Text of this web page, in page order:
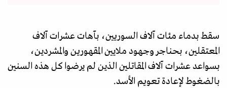
سقط بدماء مئات آلاف السوريين، بآهات عشرات آلاف
المعتقلين، بحناجر وجهود ملايين المقهورين والمشردين،
بسواعد عشرات آلاف المقاتلين الذين لم يرضوا كل هذه السنين
بالضغوط لإعادة تعويم الأسد.